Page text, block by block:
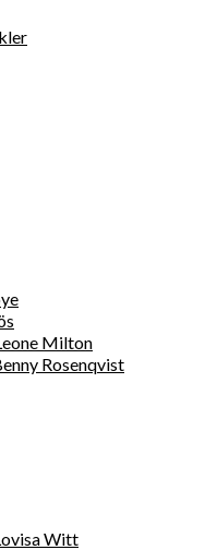
Milton
Rosenqvist
Witt